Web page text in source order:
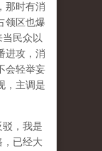
那时有消
领区也爆
当民众以
进攻，消
会轻举妄
，主调是
驳，我是
，已经大